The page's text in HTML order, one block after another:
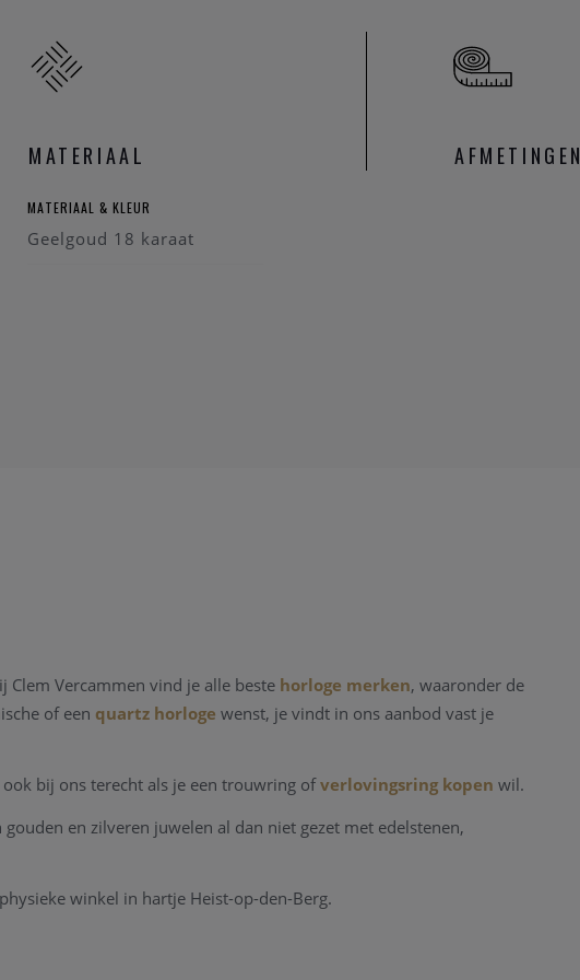
MATERIAAL
MATERIAAL & KLEUR
Geelgoud 18 karaat
AFMETINGEN
Vercammen vind je alle beste horloge merken, waaronder de
of een quartz horloge wenst, je vindt in ons aanbod vast je
bij ons terecht als je een trouwring ofverlovingsring kopen wil.
en zilveren juwelen al dan niet gezet met edelstenen,
winkel in hartje Heist-op-den-Berg.